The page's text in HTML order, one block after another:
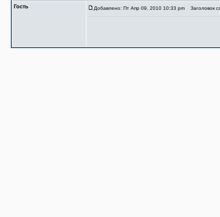
Гость Добавлено: Пт Апр 09, 2010 10:33 pm Заголовок